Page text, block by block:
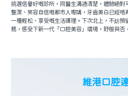
挑選信譽好嘅診所，同醫生溝通清楚，體驗絕
整潔、笑容自信嘅都市人嚟講，牙齒美白已經
一種輕松、享受嘅生活護理。下次北上，不妨預
務，感受下新一代「口腔美容」環境，舒服與否
維港口腔